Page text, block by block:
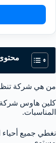
من هي شركة
كلين هاوس شركة
المناسبات.
نغطي جميع أحياء